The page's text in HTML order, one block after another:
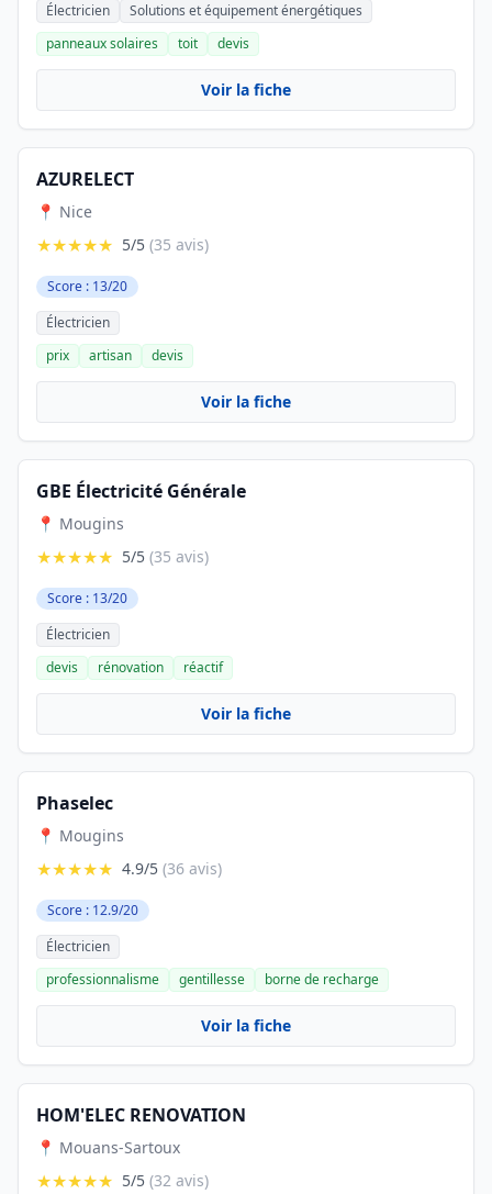
Électricien
Solutions et équipement énergétiques
panneaux solaires
toit devis
Voir la fiche
AZURELECT
📍 Nice
★★★★★ 5/5 (35 avis)
Score : 13/20
Électricien
prix
artisan devis
Voir la fiche
GBE Électricité Générale
📍 Mougins
★★★★★ 5/5 (35 avis)
Score : 13/20
Électricien
devis
rénovation réactif
Voir la fiche
Phaselec
📍 Mougins
★★★★★ 4.9/5 (36 avis)
Score : 12.9/20
Électricien
professionnalisme
gentillesse borne de recharge
Voir la fiche
HOM'ELEC RENOVATION
📍 Mouans-Sartoux
★★★★★ 5/5 (32 avis)